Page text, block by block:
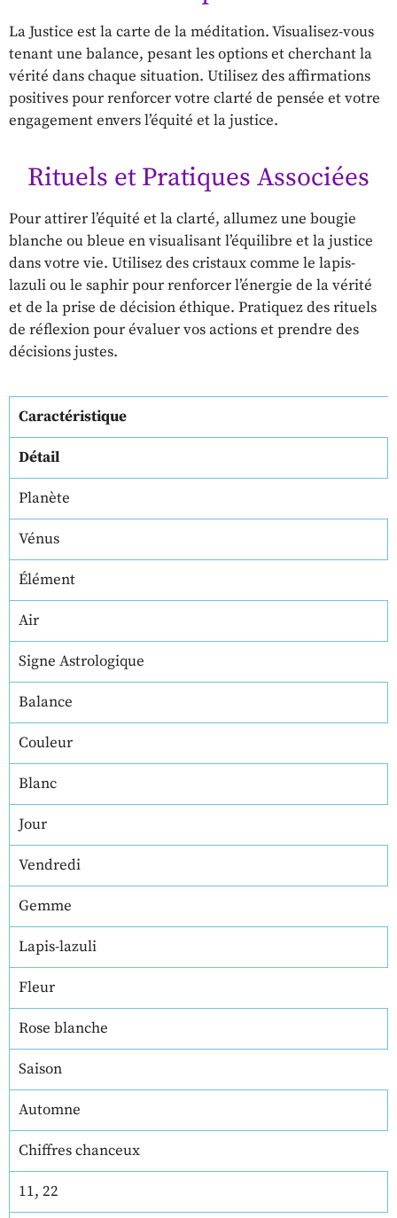
La Justice est la carte de la méditation. Visualisez-vous
tenant une balance, pesant les options et cherchant la
vérité dans chaque situation. Utilisez des affirmations
positives pour renforcer votre clarté de pensée et votre
engagement envers l’équité et la justice.
Rituels et Pratiques Associées
Pour attirer l’équité et la clarté, allumez une bougie
blanche ou bleue en visualisant l’équilibre et la justice
dans votre vie. Utilisez des cristaux comme le lapis-
lazuli ou le saphir pour renforcer l’énergie de la vérité
et de la prise de décision éthique. Pratiquez des rituels
de réflexion pour évaluer vos actions et prendre des
décisions justes.
Caractéristique
Détail
Planète
Vénus
Élément
Air
Signe Astrologique
Balance
Couleur
Blanc
Jour
Vendredi
Gemme
Lapis-lazuli
Fleur
Rose blanche
Saison
Automne
Chiffres chanceux
11, 22